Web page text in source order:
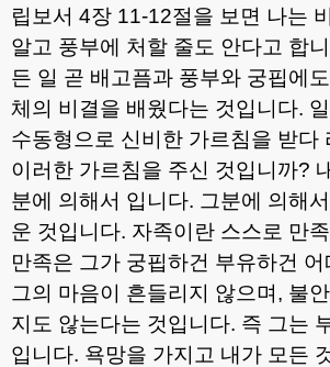
립보서 4장 11-12절을 보면 나는
알고 풍부에 처할 줄도 안다고 합
든 일 곧 배고픔과 풍부와 궁핍에
체의 비결을 배웠다는 것입니다.
수동형으로 신비한 가르침을 받다
이러한 가르침을 주신 것입니까?
분에 의해서 입니다. 그분에 의해
운 것입니다. 자족이란 스스로 만
만족은 그가 궁핍하건 부유하건
그의 마음이 흔들리지 않으며 , 불
지도 않는다는 것입니다. 즉 그는
입니다. 욕망을 가지고 내가 모든